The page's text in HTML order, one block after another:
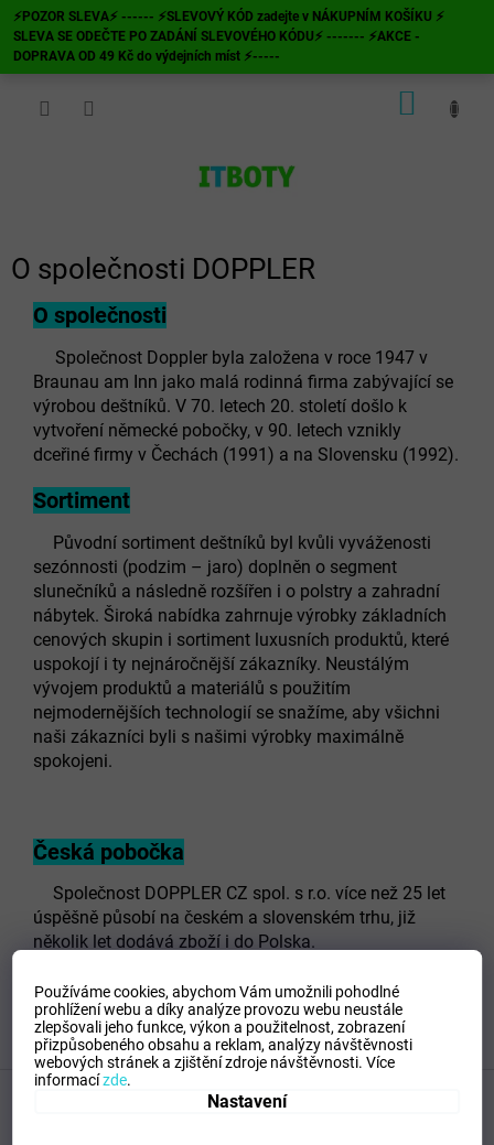
Používáme cookies, abychom Vám umožnili pohodlné
prohlížení webu a díky analýze provozu webu neustále
zlepšovali jeho funkce, výkon a použitelnost,zobrazení
přizpůsobeného obsahu a reklam, analýzy návštěvnosti
webových stránek a zjištění zdroje návštěvnosti.Více
informacízde.
Nastavení
Přejít
na
obsah
⚡POZOR SLEVA⚡ ------ ⚡SLEVOVÝ KÓD zadejte v NÁKUPNÍM KOŠÍKU ⚡
SLEVA SE ODEČTE PO ZADÁNÍ SLEVOVÉHO KÓDU⚡ ------- ⚡AKCE -
DOPRAVA OD 49 Kč do výdejních míst ⚡-----
O společnosti DOPPLER
O společnosti
Společnost Doppler byla založena v roce 1947 v
Braunau am Inn jako malá rodinná firma zabývající se
výrobou deštníků. V 70. letech 20. století došlo k
vytvoření německé pobočky, v 90. letech vznikly
dceřiné firmy v Čechách (1991) a na Slovensku (1992).
Sortiment
Původní sortiment deštníků byl kvůli vyváženosti
sezónnosti (podzim – jaro) doplněn o segment
slunečníků a následně rozšířen i o polstry a zahradní
nábytek. Široká nabídka zahrnuje výrobky základních
cenových skupin i sortiment luxusních produktů, které
uspokojí i ty nejnáročnější zákazníky. Neustálým
vývojem produktů a materiálů s použitím
nejmodernějších technologií se snažíme, aby všichni
naši zákazníci byli s našimi výrobky maximálně
spokojeni.
Česká pobočka
Společnost DOPPLER CZ spol. s r.o. více než 25 let
úspěšně působí na českém a slovenském trhu, již
několik let dodává zboží i do Polska.
V Trhových Svinech zajišťuje i vlastní výrobu
polstrů na zahradní nábytek a části slunečníků. Dle
sezónního vytížení zaměstnává firma 50-70 osob.